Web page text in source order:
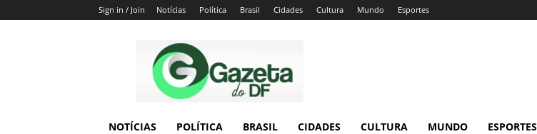
Sign in / Join Notícias Política Brasil Cidades Cultura Mundo Esportes
do
DF
NOTÍCIAS POLÍTICA BRASIL CIDADES CULTURA MUNDO ESPORTES